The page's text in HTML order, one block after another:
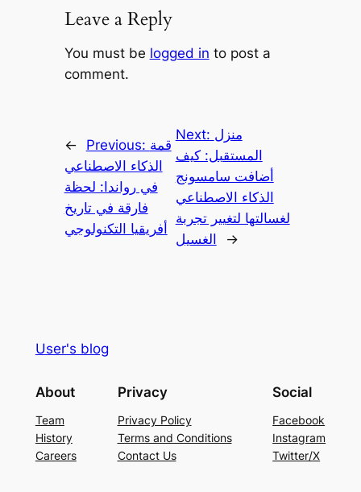
Leave a Reply
You must be logged in to post a
comment.
← Previous: قمة
الذكاء الاصطناعي
في رواندا: لحظة
فارقة في تاريخ
أفريقيا التكنولوجي
Next: منزل
المستقبل: كيف
أضافت سامسونج
الذكاء الاصطناعي
لغسالتها لتغيير تجربة
الغسيل
→
User's blog
About
Team
History
Careers
Privacy
Privacy Policy
Terms and Conditions
Contact Us
Social
Facebook
Instagram
Twitter/X